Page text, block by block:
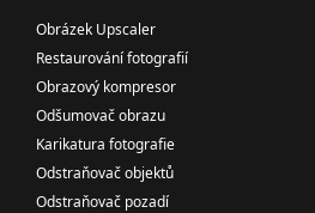
Obrázek Upscaler
Restaurování fotografií
Obrazový kompresor
Odšumovač obrazu
Karikatura fotografie
Odstraňovač objektů
Odstraňovač pozadí